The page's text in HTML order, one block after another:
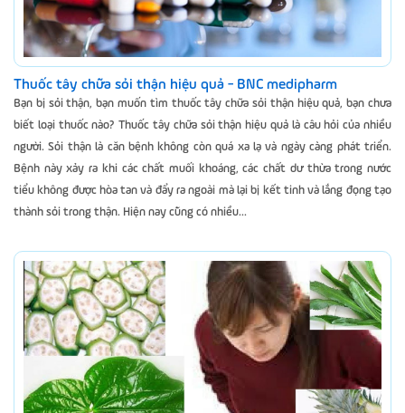
Thuốc tây chữa sỏi thận hiệu quả - BNC medipharm
Bạn bị sỏi thận, bạn muốn tìm thuốc tây chữa sỏi thận hiệu quả, bạn chưa
biết loại thuốc nào? Thuốc tây chữa sỏi thận hiệu quả là câu hỏi của nhiều
người. Sỏi thận là căn bệnh không còn quá xa lạ và ngày càng phát triển.
Bệnh này xảy ra khi các chất muối khoáng, các chất dư thừa trong nước
tiểu không được hòa tan và đẩy ra ngoài mà lại bị kết tinh và lắng đọng tạo
thành sỏi trong thận. Hiện nay cũng có nhiều...